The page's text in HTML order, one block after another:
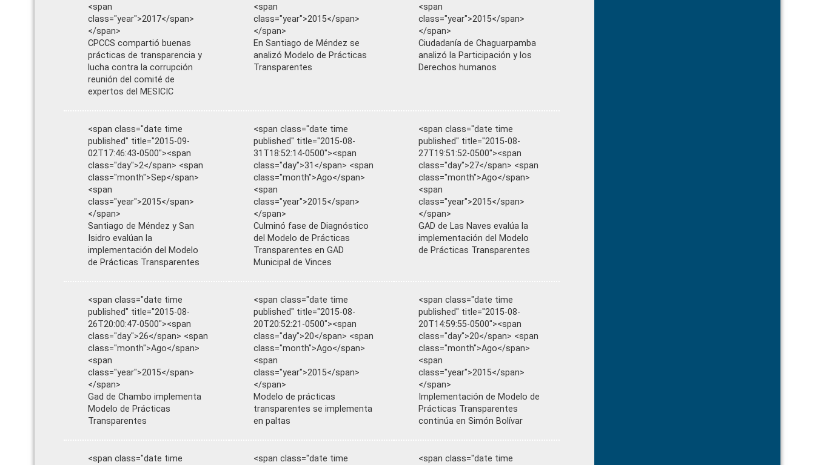
<span
class="year">2017</span>
</span>
CPCCS compartió buenas
prácticas de transparencia y
lucha contra la corrupción
reunión del comité de
expertos del MESICIC
<span
class="year">2015</span>
</span>
En Santiago de Méndez se
analizó Modelo de Prácticas
Transparentes
<span
class="year">2015</span>
</span>
Ciudadanía de Chaguarpamba
analizó la Participación y los
Derechos humanos
<span class="date time
published" title="2015-09-
02T17:46:43-0500"><span
class="day">2</span> <span
class="month">Sep</span>
<span
class="year">2015</span>
</span>
Santiago de Méndez y San
Isidro evalúan la
implementación del Modelo
de Prácticas Transparentes
<span class="date time
published" title="2015-08-
31T18:52:14-0500"><span
class="day">31</span> <span
class="month">Ago</span>
<span
class="year">2015</span>
</span>
Culminó fase de Diagnóstico
del Modelo de Prácticas
Transparentes en GAD
Municipal de Vinces
<span class="date time
published" title="2015-08-
27T19:51:52-0500"><span
class="day">27</span> <span
class="month">Ago</span>
<span
class="year">2015</span>
</span>
GAD de Las Naves evalúa la
implementación del Modelo
de Prácticas Transparentes
<span class="date time
published" title="2015-08-
26T20:00:47-0500"><span
class="day">26</span> <span
class="month">Ago</span>
<span
class="year">2015</span>
</span>
Gad de Chambo implementa
Modelo de Prácticas
Transparentes
<span class="date time
published" title="2015-08-
20T20:52:21-0500"><span
class="day">20</span> <span
class="month">Ago</span>
<span
class="year">2015</span>
</span>
Modelo de prácticas
transparentes se implementa
en paltas
<span class="date time
published" title="2015-08-
20T14:59:55-0500"><span
class="day">20</span> <span
class="month">Ago</span>
<span
class="year">2015</span>
</span>
Implementación de Modelo de
Prácticas Transparentes
continúa en Simón Bolívar
<span class="date time
<span class="date time
<span class="date time